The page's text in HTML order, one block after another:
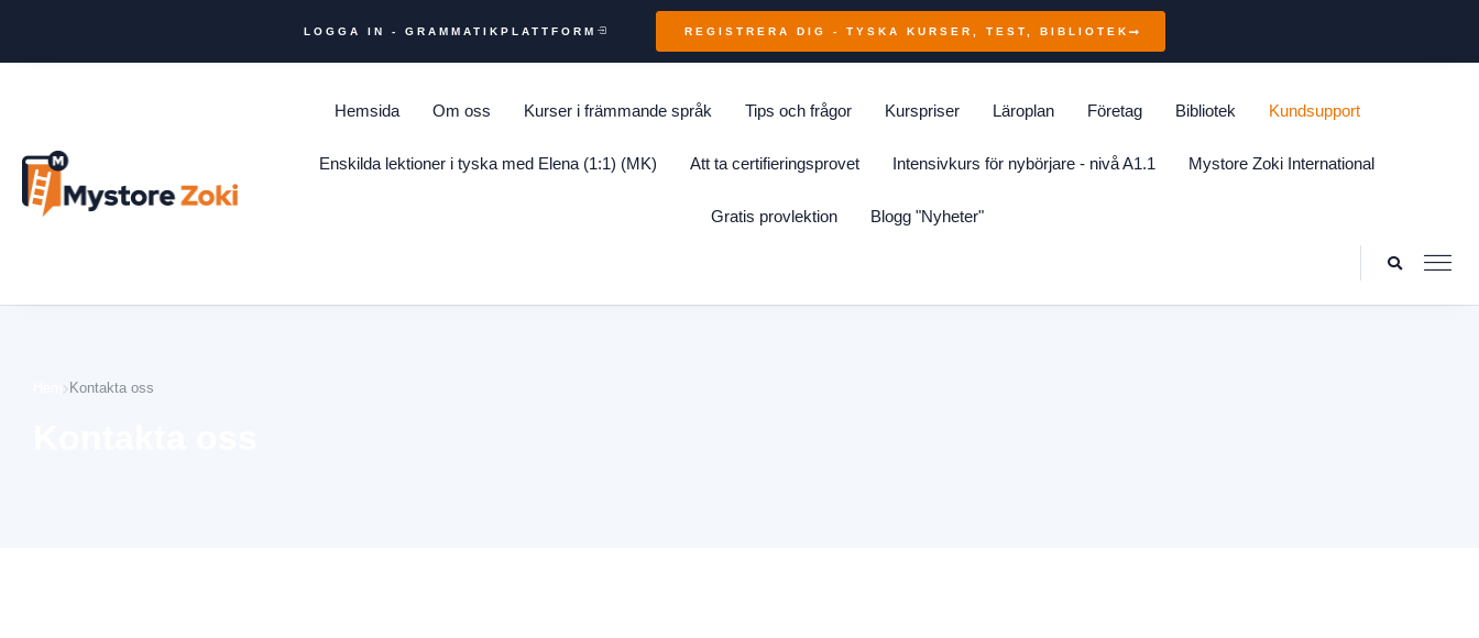
LOGGA IN - GRAMMATIKPLATTFORM REGISTRERA DIG - TYSKA KURSER, TEST, BIBLIOTEK
Hemsida Om oss Kurser i främmande språk Tips och frågor Kurspriser Läroplan Företag Bibliotek Kundsupport
Enskilda lektioner i tyska med Elena (1:1) (MK) Att ta certifieringsprovet Intensivkurs för nybörjare - nivå A1.1 Mystore Zoki International
Gratis provlektion Blogg "Nyheter"
Kontakta oss